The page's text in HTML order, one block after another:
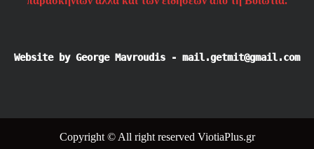
Website by George Mavroudis - mail.getmit@gmail.com
Copyright © All right reserved ViotiaPlus.gr